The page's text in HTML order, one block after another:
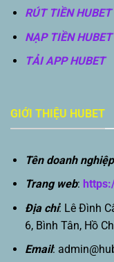
RÚT TIỀN HUBET
NẠP TIỀN HUBET
TẢI APP HUBET
GIỚI THIỆU HUBET
Tên doanh nghiệp
Trang web:
Địa chỉ: Lê Đình
6, Bình Tân, Hồ
Email: